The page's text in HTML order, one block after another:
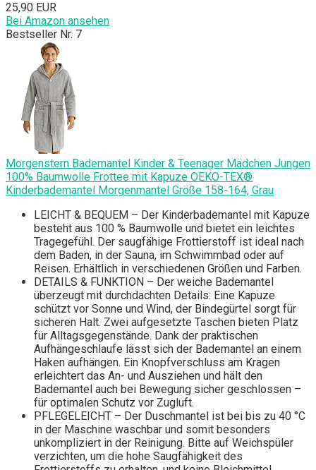
25,90 EUR
Bei Amazon ansehen
Bestseller Nr. 7
Morgenstern Bademantel Kinder & Teenager Mädchen Jungen
100% Baumwolle Frottee mit Kapuze OEKO-TEX®
Kinderbademantel Morgenmantel Größe 158-164, Grau
LEICHT & BEQUEM – Der Kinderbademantel mit Kapuze
besteht aus 100 % Baumwolle und bietet ein leichtes
Tragegefühl. Der saugfähige Frottierstoff ist ideal nach
dem Baden, in der Sauna, im Schwimmbad oder auf
Reisen. Erhältlich in verschiedenen Größen und Farben.
DETAILS & FUNKTION – Der weiche Bademantel
überzeugt mit durchdachten Details: Eine Kapuze
schützt vor Sonne und Wind, der Bindegürtel sorgt für
sicheren Halt. Zwei aufgesetzte Taschen bieten Platz
für Alltagsgegenstände. Dank der praktischen
Aufhängeschlaufe lässt sich der Bademantel an einem
Haken aufhängen. Ein Knopfverschluss am Kragen
erleichtert das An- und Ausziehen und hält den
Bademantel auch bei Bewegung sicher geschlossen –
für optimalen Schutz vor Zugluft.
PFLEGELEICHT – Der Duschmantel ist bei bis zu 40 °C
in der Maschine waschbar und somit besonders
unkompliziert in der Reinigung. Bitte auf Weichspüler
verzichten, um die hohe Saugfähigkeit des